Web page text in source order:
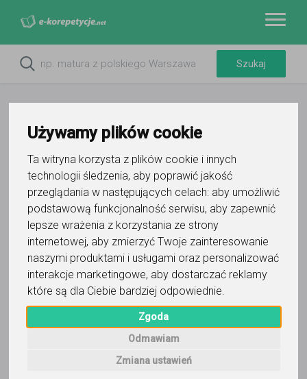
Używamy plików cookie
Ta witryna korzysta z plików cookie i innych
technologii śledzenia, aby poprawić jakość
przeglądania w następujących celach: aby umożliwić
podstawową funkcjonalność serwisu, aby zapewnić
lepsze wrażenia z korzystania ze strony
internetowej, aby zmierzyć Twoje zainteresowanie
naszymi produktami i usługami oraz personalizować
interakcje marketingowe, aby dostarczać reklamy
które są dla Ciebie bardziej odpowiednie.
Zgoda
Odmawiam
Zmiana ustawień
Oznacz wystąpienie kontaktu
Małgorzata Skutecznie